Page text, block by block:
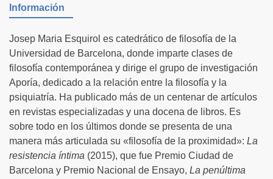
Información
Josep Maria Esquirol es catedrático de filosofía de la
Universidad de Barcelona, donde imparte clases de
filosofía contemporánea y dirige el grupo de investigación
Aporía, dedicado a la relación entre la filosofía y la
psiquiatría. Ha publicado más de un centenar de artículos
en revistas especializadas y una docena de libros. Es
sobre todo en los últimos donde se presenta de una
manera más articulada su «filosofía de la proximidad»: La
resistencia íntima (2015), que fue Premio Ciudad de
Barcelona y Premio Nacional de Ensayo, La penúltima